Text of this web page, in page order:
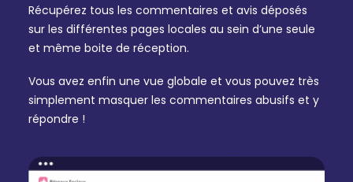
Récupérez tous les commentaires et avis déposés
sur les différentes pages locales au sein d’une seule
et même boite de réception.
Vous avez enfin une vue globale et vous pouvez très
simplement masquer les commentaires abusifs et y
répondre !